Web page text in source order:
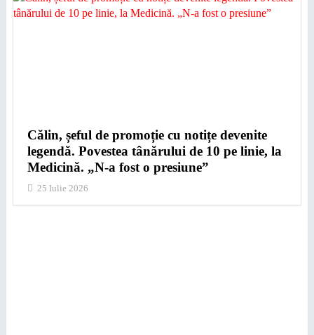
Călin, șeful de promoție cu notițe devenite
legendă. Povestea tânărului de 10 pe linie, la
Medicină. „N-a fost o presiune”
25 Iulie 2026